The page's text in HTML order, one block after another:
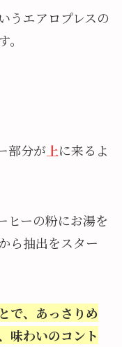
うエアロプレスの
部分が上に来るよ
ヒーの粉にお湯を
ら抽出をスター
で、あっさりめ
味わいのコント